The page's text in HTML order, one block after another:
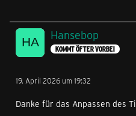
Hansebop
KOMMT ÖFTER VORBEI
19. April 2026 um 19:32
Danke für das Anpassen des